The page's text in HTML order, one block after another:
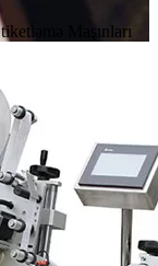
Maşınları